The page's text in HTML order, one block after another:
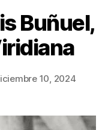
Buñuel,
10, 2024